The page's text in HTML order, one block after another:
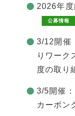
2026年
公募情報
3/12開催
りワーク
度の取り
3/5開催
カーボン